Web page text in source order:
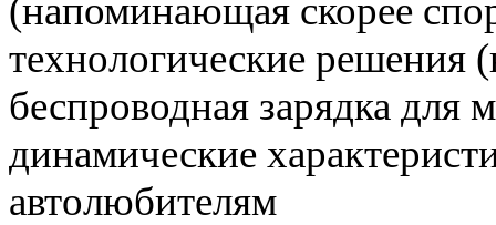
(напоминающая скорее
технологические решения
беспроводная зарядка
динамические
автолюбителям